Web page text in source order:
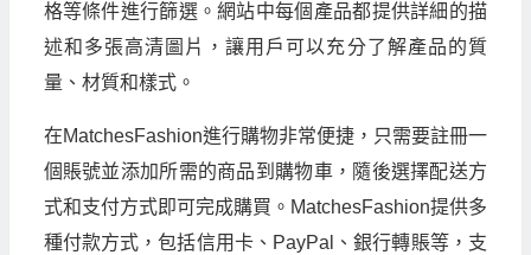
格等條件進行篩選。網站中每個產品都提供詳細的描
述和多張高清圖片，讓用戶可以充分了解產品的質
量、材質和樣式。
在MatchesFashion進行購物非常便捷，只需要註冊一
個賬號並添加所需的商品到購物車，隨後選擇配送方
式和支付方式即可完成購買。MatchesFashion提供多
種付款方式，包括信用卡、PayPal、銀行轉賬等，支